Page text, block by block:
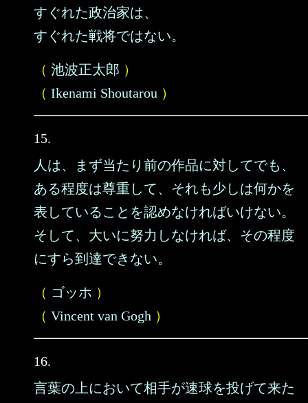
すぐれた政治家は、
すぐれた戦将ではない。
（ 池波正太郎 ）
（ Ikenami Shoutarou ）
15.
人は、まず当たり前の作品に対してでも、
ある程度は尊重して、それも少しは何かを
表していることを認めなければいけない。
そして、大いに努力しなければ、その程度
にすら到達できない。
（ ゴッホ ）
（ Vincent van Gogh ）
16.
言葉の上において相手が速球を投げて来た